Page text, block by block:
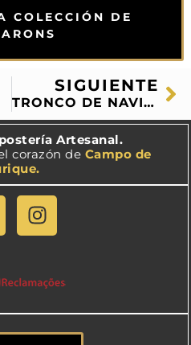
COLECCIÓN DE
SIGUIENTE
TRONCO DE NAVIDAD
Artesanal.
corazón de Campo de